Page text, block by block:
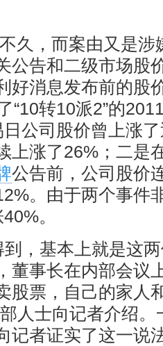
久，而案由又是涉
公告和二级市场股
好消息发布前的股
“10转10派2”的
公司股价曾上涨
上涨了26%；二是
公告前，公司股价
。由于两个事件
。
到，基本上就是这
董事长在内部会议
股票，自己的家人
人士向记者介绍
记者证实了这一说